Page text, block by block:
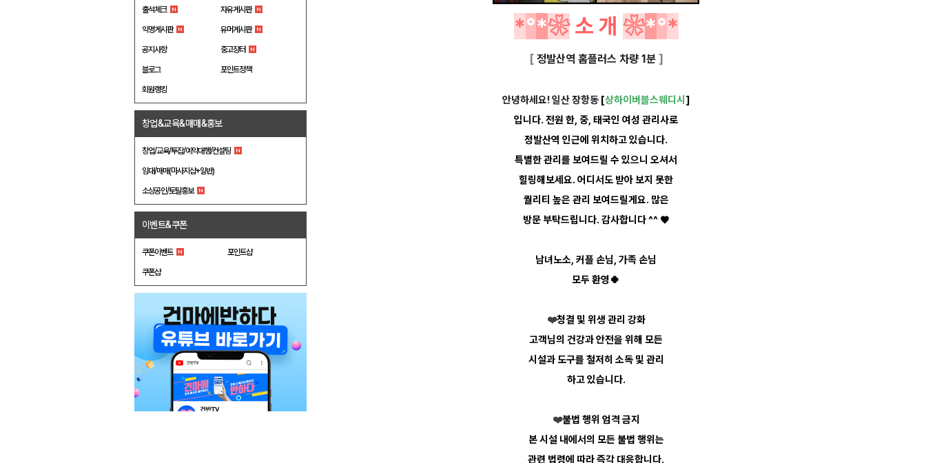
출석체크 자유게시판
익명게시판 유머게시판
공지사항 중고장터
블로그 포인트정책
회원랭킹
창업&교육&매매&홍보
창업/교육/투잡/예약대행/컨설팅
임대/매매(마사지샵+일반)
소상공인/토탈홍보
이벤트&쿠폰
쿠폰이벤트 포인트샵
쿠폰샵
*°*❀ 소 개 ❀*°*
[ 정발산역 홈플러스 차량 1분 ]
안녕하세요! 일산 장항동 [상하이버블스웨디시 ]
입니다. 전원 한, 중, 태국인 여성 관리사로
정발산역 인근에 위치하고있습니다.
특별한 관리를 보여드릴 수 있으니 오셔서
힐링해보세요. 어디서도 받아 보지 못한
퀄리티 높은 관리 보여드릴게요. 많은
방문 부탁드립니다. 감사합니다 ^^ ♥
남녀노소, 커플 손님, 가족 손님
모두 환영🍀
❤️청결 및 위생 관리 강화
고객님의 건강과 안전을 위해 모든
시설과 도구를 철저히 소독 및 관리
하고 있습니다.
❤️불법 행위 엄격 금지
본 시설 내에서의 모든 불법 행위는
관련 법령에 따라 즉각 대응합니다.